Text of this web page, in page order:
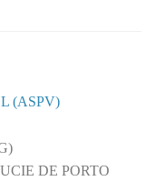
(ASPV)
DE PORTO